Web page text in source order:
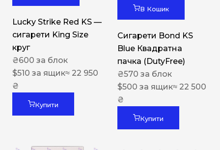
Lucky Strike Red KS —
сигарети King Size
круг
₴600 за блок
$510 за ящик≈ 22 950
₴
Купити
В Кошик
Сигарети Bond KS
Blue Квадратна
пачка (DutyFree)
₴570 за блок
$500 за ящик≈ 22 500
₴
Купити